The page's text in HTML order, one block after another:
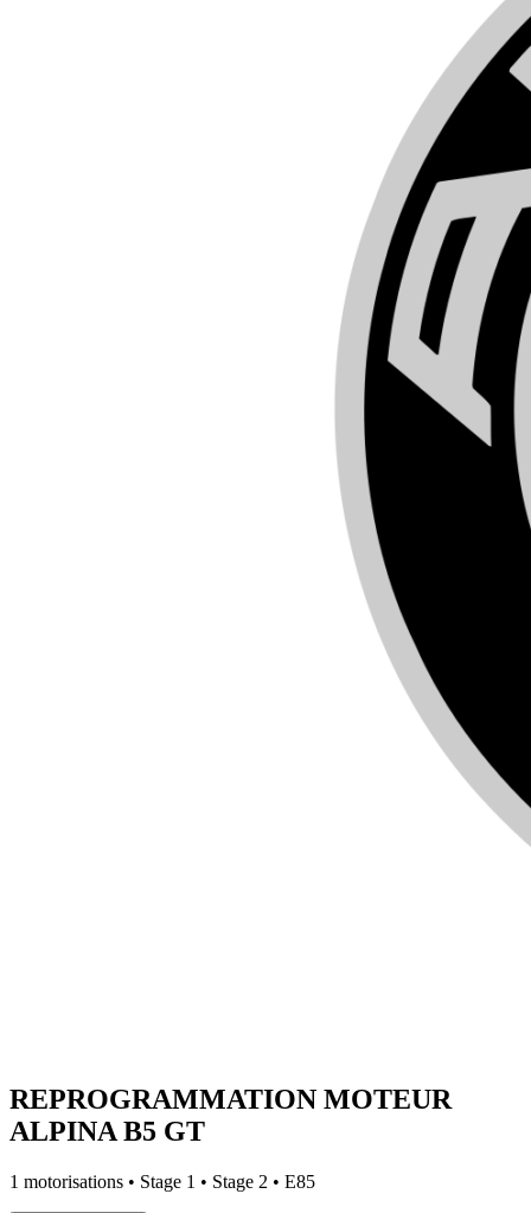
REPROGRAMMATION MOTEUR
ALPINA B5 GT
1 motorisations • Stage 1 • Stage 2 • E85